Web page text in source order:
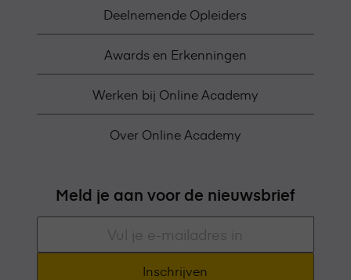
Deelnemende Opleiders
Awards en Erkenningen
Werken bij Online Academy
Over Online Academy
Meld je aan voor de nieuwsbrief
*